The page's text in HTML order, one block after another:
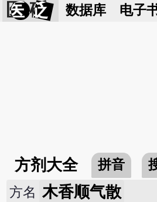
医 砭 数据库 电子
方剂大全 拼音
方名 木香顺气散